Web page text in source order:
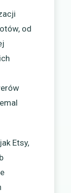
od
Etsy,